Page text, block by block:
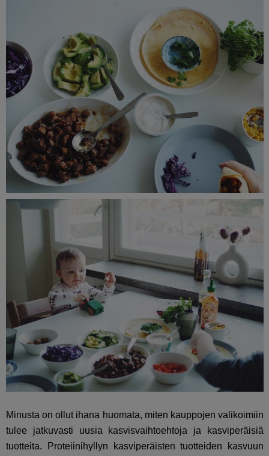
Minusta on ollut ihana huomata, miten kauppojen valikoimiin
tulee jatkuvasti uusia kasvisvaihtoehtoja ja kasviperäisiä
tuotteita. Proteiinihyllyn kasviperäisten tuotteiden kasvuun